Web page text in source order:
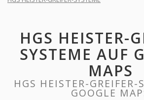
HGS HEISTER-
SYSTEME AUF
MAPS
HGS HEISTER-GREIFER-
GOOGLE